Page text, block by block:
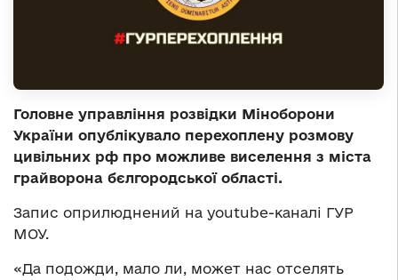
Головне управління розвідки Міноборони
України опублікувало перехоплену розмову
цивільних рф про можливе виселення з міста
грайворона бєлгородської області.
Запис оприлюднений на youtube-каналі ГУР
МОУ.
«Да подожди, мало ли, может нас отселять